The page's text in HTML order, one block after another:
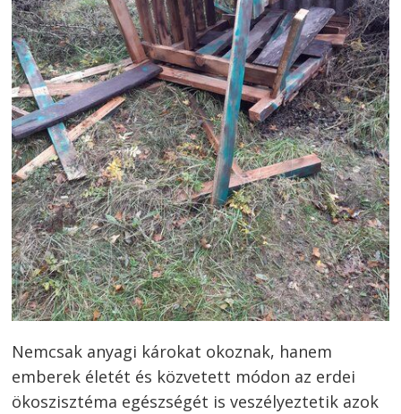
Nemcsak anyagi károkat okoznak, hanem
emberek életét és közvetett módon az erdei
ökoszisztéma egészségét is veszélyeztetik azok